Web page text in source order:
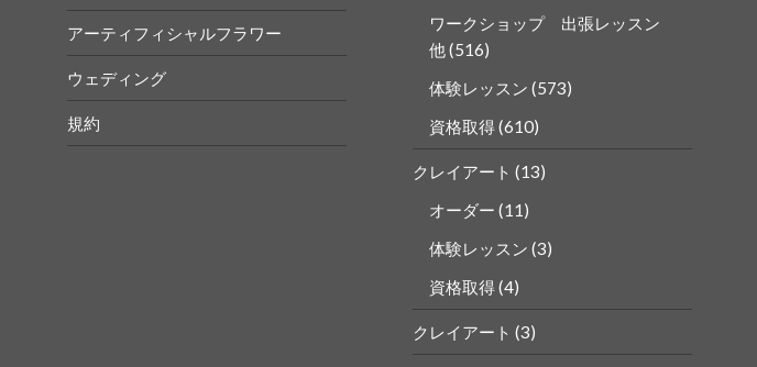
アーティフィシャルフラワー
ウェディング
規約
ワークショップ 出張レッスン
他(516)
体験レッスン (573)
資格取得(610)
クレイアート (13)
オーダー (11)
体験レッスン (3)
資格取得(4)
クレイアート (3)